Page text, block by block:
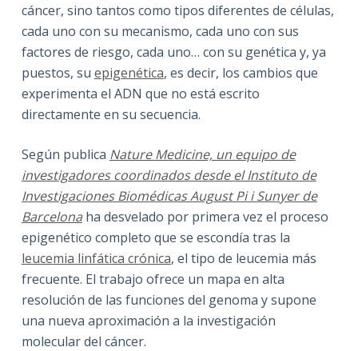
d
o
cáncer, sino tantos como tipos diferentes de células,
cada uno con su mecanismo, cada uno con sus
factores de riesgo, cada uno… con su genética y, ya
puestos, su epigenética, es decir, los cambios que
experimenta el ADN que no está escrito
directamente en su secuencia.
Según publica Nature Medicine, un equipo de
investigadores coordinados desde el Instituto de
Investigaciones Biomédicas August Pi i Sunyer de
Barcelonaha desvelado por primera vez el proceso
epigenético completo que se escondía tras la
leucemia linfática crónica, el tipo de leucemia más
frecuente. El trabajo ofrece un mapa en alta
resolución de las funciones del genoma y supone
una nueva aproximación a la investigación
molecular del cáncer.